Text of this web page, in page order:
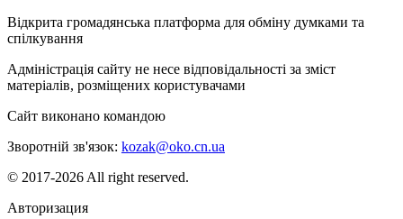
Відкрита громадянська платформа для обміну думками та
спілкування
Адміністрація сайту не несе відповідальності за зміст
матеріалів, розміщених користувачами
Сайт виконано командою
Зворотній зв'язок: kozak@oko.cn.ua
© 2017-2026 All right reserved.
Авторизация